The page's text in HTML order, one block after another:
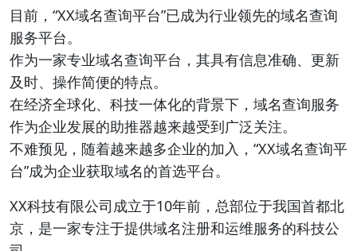
目前，“XX域名查询平台”已成为行业领先的域名查询
服务平台。
作为一家专业域名查询平台，其具有信息准确、更新
及时、操作简便的特点。
在经济全球化、科技一体化的背景下，域名查询服务
作为企业发展的助推器越来越受到广泛关注。
不难预见，随着越来越多企业的加入，“XX域名查询平
台”成为企业获取域名的首选平台。
XX科技有限公司成立于10年前，总部位于我国首都北
京，是一家专注于提供域名注册和运维服务的科技公